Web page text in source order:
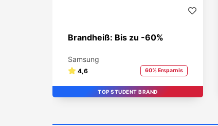
Brandheiß: Bis zu -60%
Samsung
4,6 60% Ersparnis
TOP STUDENT BRAND